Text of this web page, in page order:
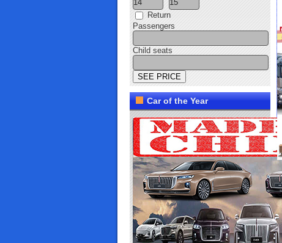
Return
Passengers
Child seats
Car of the Year